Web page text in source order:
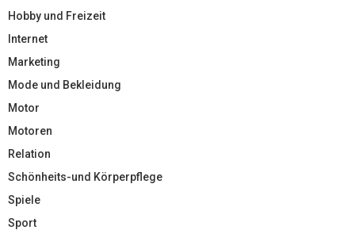
Hobby und Freizeit
Internet
Marketing
Mode und Bekleidung
Motor
Motoren
Relation
Schönheits-und Körperpflege
Spiele
Sport